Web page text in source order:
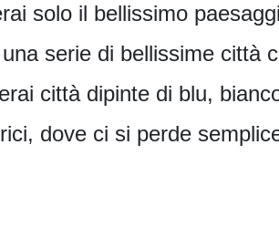
solo il bellissimo
serie di bellissime città
città dipinte di blu,
dove ci si perde